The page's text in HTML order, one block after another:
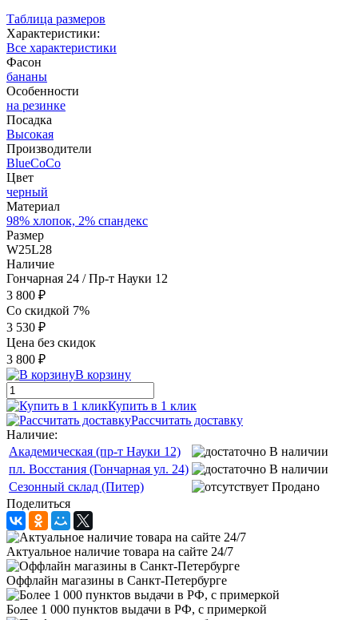
Таблица размеров
Характеристики:
Все характеристики
Фасон
бананы
Особенности
на резинке
Посадка
Высокая
Производители
BlueCoCo
Цвет
черный
Материал
98% хлопок, 2% спандекс
Размер
W25L28
Наличие
Гончарная 24 / Пр-т Науки 12
3 800 ₽
Со скидкой 7%
3 530 ₽
Цена без скидок
3 800 ₽
В корзину
Купить в 1 клик
Рассчитать доставку
Наличие:
Академическая (пр-т Науки 12)
В наличии
пл. Восстания (Гончарная ул. 24)
В наличии
Сезонный склад (Питер)
Продано
Поделиться
Актуальное наличие товара на сайте 24/7
Оффлайн магазины в Санкт-Петербурге
Более 1 000 пунктов выдачи в РФ, с примеркой